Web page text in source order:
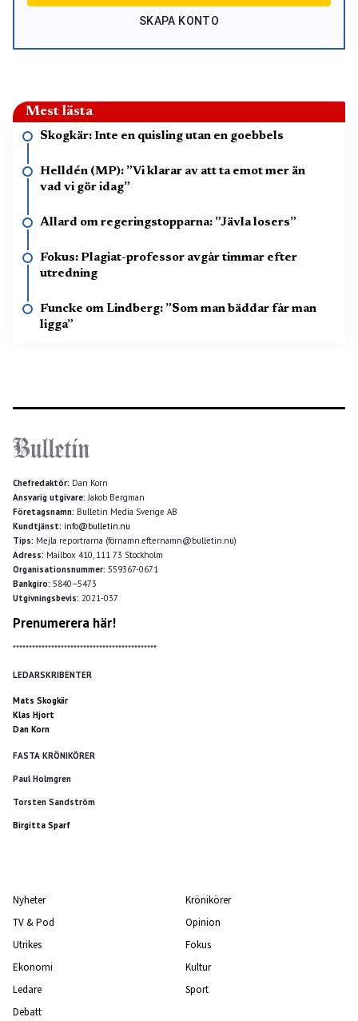
SKAPA KONTO
Mest lästa
Skogkär: Inte en quisling utan en goebbels
Helldén (MP): ”Vi klarar av att ta emot mer än
vad vi gör idag”
Allard om regeringstopparna: ”Jävla losers”
Fokus: Plagiat-professor avgår timmar efter
utredning
Funcke om Lindberg: ”Som man bäddar får man
ligga”
Chefredaktör: Dan Korn
Ansvarig utgivare: Jakob Bergman
Företagsnamn: Bulletin Media Sverige AB
Kundtjänst: info@bulletin.nu
Tips: Mejla reportrarna (förnamn.efternamn@bulletin.nu)
Adress: Mailbox 410, 111 73 Stockholm
Organisationsnummer: 559367-0671
Bankgiro: 5840–5473
Utgivningsbevis: 2021-037
Prenumerera här!
*********************************************
LEDARSKRIBENTER
Mats Skogkär
Klas Hjort
Dan Korn
FASTA KRÖNIKÖRER
Paul Holmgren
Torsten Sandström
Birgitta Sparf
Nyheter
TV & Pod
Utrikes
Ekonomi
Ledare
Debatt
Krönikörer
Opinion
Fokus
Kultur
Sport